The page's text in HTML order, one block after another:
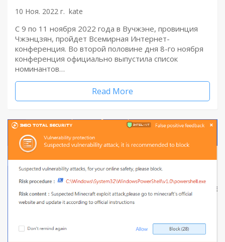
10 Ноя. 2022 г. kate
С 9 по 11 ноября 2022 года в Вучжэне, провинция
Чжэнцзян, пройдет Всемирная Интернет-
конференция. Во второй половине дня 8-го ноября
конференция официально выпустила список
номинантов…
Read More